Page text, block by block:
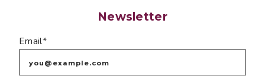
Newsletter
Email*